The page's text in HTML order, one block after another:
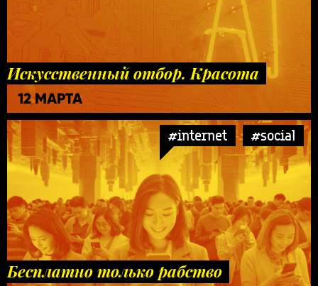
Искусственный отбор. Красота
12 МАРТА
#internet #social
Бесплатно только рабство